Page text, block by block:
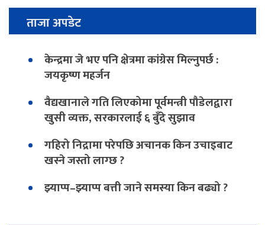
ताजा अपडेट
केन्द्रमा जे भए पनि क्षेत्रमा कांग्रेस मिल्नुपर्छ :
जयकृष्ण महर्जन
वैद्यखानाले गति लिएकोमा पूर्वमन्त्री पौडेलद्वारा
खुसी व्यक्त, सरकारलाई ६ बुँदे सुझाव
गहिरो निद्रामा परेपछि अचानक किन उचाइबाट
खस्ने जस्तो लाग्छ ?
झ्याप्प–झ्याप्प बत्ती जाने समस्या किन बढ्यो ?